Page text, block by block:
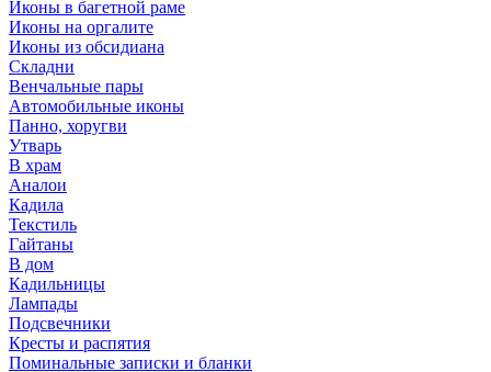
Иконы в багетной раме
Иконы на оргалите
Иконы из обсидиана
Складни
Венчальные пары
Автомобильные иконы
Панно, хоругви
Утварь
В храм
Аналои
Кадила
Текстиль
Гайтаны
В дом
Кадильницы
Лампады
Подсвечники
Кресты и распятия
Поминальные записки и бланки